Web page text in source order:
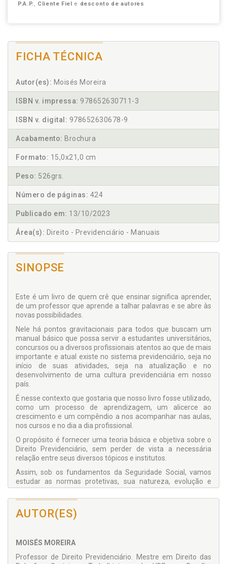
P.A.P., Cliente Fiel e desconto de autores
FICHA TÉCNICA
Autor(es): Moisés Moreira
ISBN v. impressa: 978652630711-3
ISBN v. digital: 978652630678-9
Acabamento: Brochura
Formato: 15,0x21,0 cm
Peso: 526grs.
Número de páginas: 424
Publicado em: 13/10/2023
Área(s): Direito - Previdenciário - Manuais
SINOPSE
Este é um livro de quem crê que ensinar significa aprender,
de um professor que aprende a talhar palavras e se abre às
novas possibilidades.
Nele há pontos gravitacionais para todos que buscam um
manual básico que possa servir a estudantes universitários,
concursos ou a diversos profissionais atentos ao que de mais
importante e atual existe no sistema previdenciário, seja no
início de suas atividades, seja na atualização e no
desenvolvimento de uma cultura previdenciária em nosso
país.
É nesse contexto que gostaria que nosso livro fosse utilizado,
como um processo de aprendizagem, um alicerce ao
crescimento e um compêndio a nos acompanhar nas aulas,
nos cursos e no dia a dia profissional.
O propósito é fornecer uma teoria básica e objetiva sobre o
Direito Previdenciário, sem perder de vista a necessária
relação entre seus diversos tópicos e institutos.
Assim, sob os fundamentos da Seguridade Social, vamos
estudar as normas protetivas, sua natureza, evolução e
configuração nos termos da Constituição de 1988, com
análises acerca dos direitos à saúde, à assistência e à
previdência, com aprofundamento nestes dois.
benefícios, demonstrando que mesmo básico nosso manual
de atração para todos que estudam a matéria e precisam de
AUTOR(ES)
MOISÉS MOREIRA
Professor de Direito Previdenciário. Mestre em Direito das